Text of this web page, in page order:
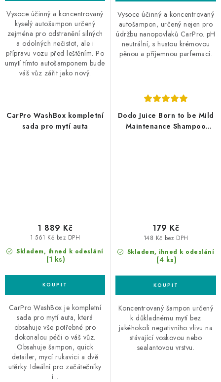
Vysoce účinný a koncentrovaný
kyselý autošampon určený
zejména pro odstranění silných
a odolných nečistot, ale i
přípravu vozu před leštěním. Po
umytí tímto autošamponem bude
váš vůz zářit jako nový.
Vysoce účinný a koncentrovaný
autošampon, určený nejen pro
údržbu nanopovlaků CarPro. pH
neutrální, s hustou krémovou
pěnou a příjemnou parfemací.
CarPro WashBox kompletní
sada pro mytí auta
Skladem, ihned k odeslání
(1 ks)
1 561 Kč bez DPH
1 889 Kč
CarPro WashBox je kompletní
sada pro mytí auta, která
obsahuje vše potřebné pro
dokonalou péči o váš vůz.
Obsahuje šampon, quick
detailer, mycí rukavici a dvě
utěrky. Ideální pro začátečníky
i...
Dodo Juice Born to be Mild
Maintenance Shampoo
Skladem, ihned k odeslání
(4 ks)
148 Kč bez DPH
179 Kč
Koncentrovaný šampon určený
k důkladnému mytí bez
jakéhokoli negativního vlivu na
stávající voskovou nebo
sealantovou vrstvu.